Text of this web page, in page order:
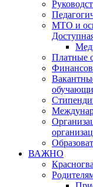
МТО и
Платные
ВАЖНО